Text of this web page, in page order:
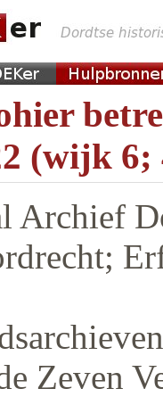
(wijk 6;
Archief
Zeven